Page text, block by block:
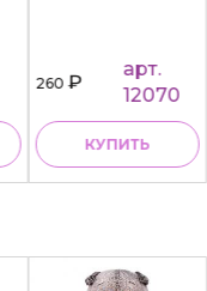
260₽
арт.
12070
КУПИТЬ